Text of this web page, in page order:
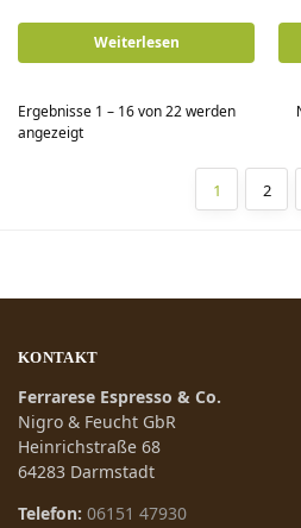
Weiterlesen
Ergebnisse 1 – 16 von 22 werden
angezeigt
1 2
KONTAKT
Ferrarese Espresso & Co.
Nigro & Feucht GbR
Heinrichstraße 68
64283 Darmstadt
Telefon: 06151 47930